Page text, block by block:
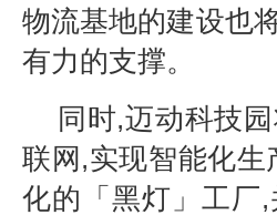
物流基地的建设也
有力的支撑。
同时,迈动科技
联网,实现智能化
化的「黑灯」工厂